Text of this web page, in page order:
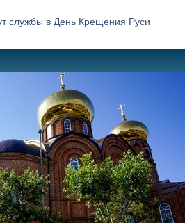
службы в День Крещения Руси